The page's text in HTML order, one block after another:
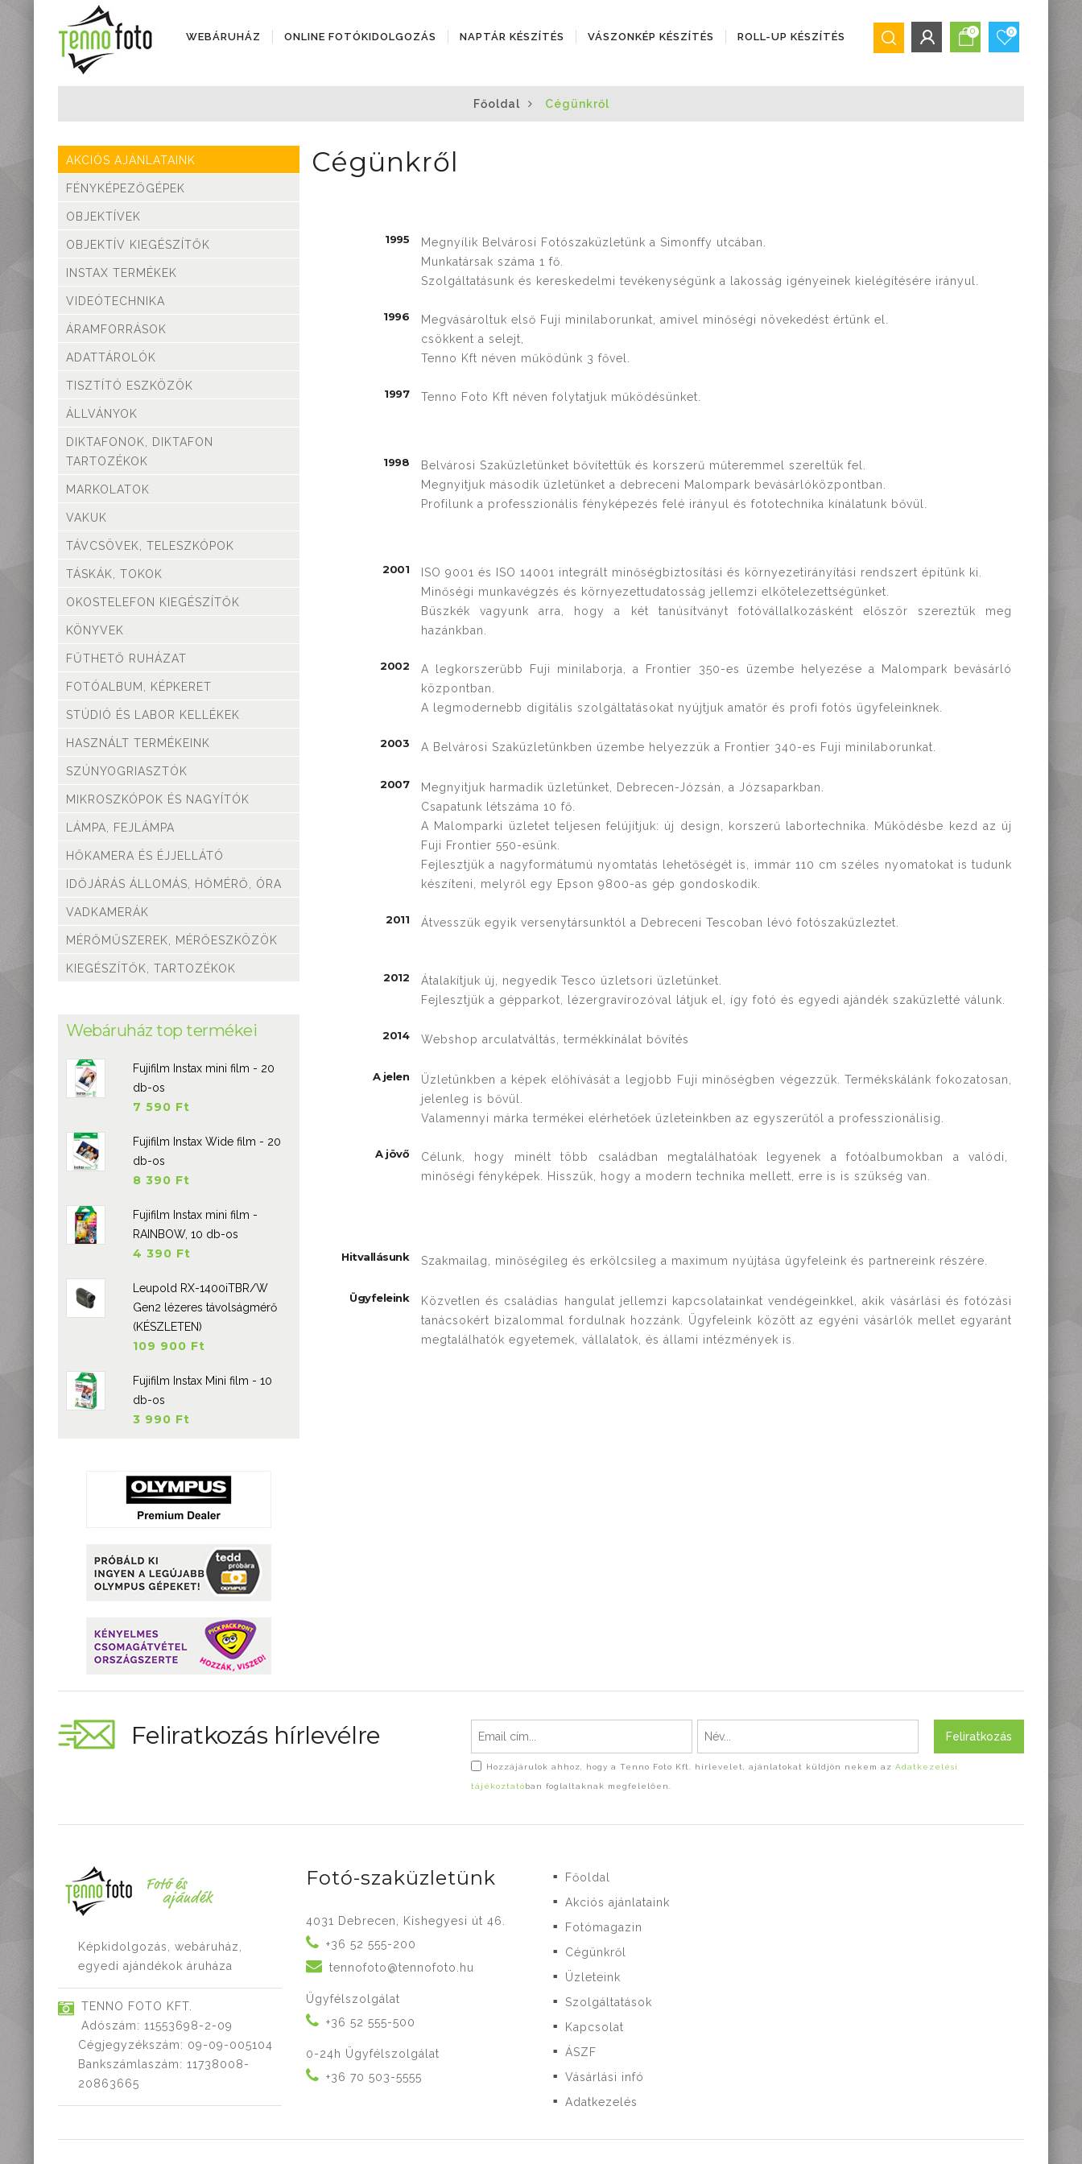
WEBÁRUHÁZ
Objektívek
Tisztító eszközök
Használt termékeink
nagyítók
hőmérő, óra
Mérőműszerek,
mérőeszközök
ONLINE FOTÓKIDOLGOZÁS NAPTÁR KÉSZÍTÉS VÁSZONKÉP KÉSZÍTÉS ROLL-UP KÉSZÍTÉS
Bejelentkezés
0 0
Főoldal Cégünkről
Cégünkről
1995
Megnyílik Belvárosi Fotószaküzletünk a Simonffy utcában.
Munkatársak száma 1 fő.
Szolgáltatásunk és kereskedelmi tevékenységünk a lakosság igényeinek kielégítésére irányul.
1996
Megvásároltuk első Fuji minilaborunkat, amivel minőségi növekedést értünk el.
csökkent a selejt,
Tenno Kft néven működünk 3 fővel.
1997 Tenno Foto Kft néven folytatjuk működésünket.
1998
Belvárosi Szaküzletünket bővítettük és korszerű műteremmel szereltük fel.
Megnyitjuk második üzletünket a debreceni Malompark bevásárlóközpontban.
Profilunk a professzionális fényképezés felé irányul és fototechnika kínálatunk bővül.
2001
ISO 9001 és ISO 14001 integrált minőségbiztosítási és környezetirányítási rendszert építünk ki.
Minőségi munkavégzés és környezettudatosság jellemzi elkötelezettségünket.
Büszkék vagyunk arra, hogy a két tanúsítványt fotóvállalkozásként először szereztük meg
hazánkban.
2002
A legkorszerűbb Fuji minilaborja, a Frontier 350-es üzembe helyezése a Malompark bevásárló
központban.
A legmodernebb digitális szolgáltatásokat nyújtjuk amatőr és profi fotós ügyfeleinknek.
2003 A Belvárosi Szaküzletünkben üzembe helyezzük a Frontier 340-es Fuji minilaborunkat.
2007
Megnyitjuk harmadik üzletünket, Debrecen-Józsán, a Józsaparkban.
Csapatunk létszáma 10 fő.
A Malomparki üzletet teljesen felújítjuk: új design, korszerű labortechnika. Működésbe kezd az új
Fuji Frontier 550-esünk.
Fejlesztjük a nagyformátumú nyomtatás lehetőségét is, immár 110 cm széles nyomatokat is tudunk
készíteni, melyről egy Epson 9800-as gép gondoskodik.
2011 Átvesszük egyik versenytársunktól a Debreceni Tescoban lévó fotószaküzleztet.
2012
Átalakítjuk új, negyedik Tesco üzletsori üzletünket.
Fejlesztjük a gépparkot, lézergravírozóval látjuk el, így fotó és egyedi ajándék szaküzletté válunk.
2014 Webshop arculatváltás, termékkínálat bővítés
A jelen
Üzletünkben a képek előhívását a legjobb Fuji minőségben végezzük. Termékskálánk fokozatosan,
jelenleg is bővül.
Valamennyi márka termékei elérhetőek üzleteinkben az egyszerűtől a professzionálisig.
A jövő
Célunk, hogy minélt több családban megtalálhatóak legyenek a fotóalbumokban a valódi,
minőségi fényképek. Hisszük, hogy a modern technika mellett, erre is is szükség van.
Hitvallásunk Szakmailag, minőségileg és erkölcsileg a maximum nyújtása ügyfeleink és partnereink részére.
Ügyfeleink
Közvetlen és családias hangulat jellemzi kapcsolatainkat vendégeinkkel, akik vásárlási és fotózási
tanácsokért bizalommal fordulnak hozzánk. Ügyfeleink között az egyéni vásárlók mellet egyaránt
megtalálhatók egyetemek, vállalatok, és állami intézmények is.
AKCIÓS AJÁNLATAINK
FÉNYKÉPEZŐGÉPEK
OBJEKTÍVEK
OBJEKTÍV KIEGÉSZÍTŐK
INSTAX TERMÉKEK
VIDEÓTECHNIKA
ÁRAMFORRÁSOK
ADATTÁROLÓK
TISZTÍTÓ ESZKÖZÖK
ÁLLVÁNYOK
DIKTAFONOK, DIKTAFON
TARTOZÉKOK
MARKOLATOK
VAKUK
TÁVCSÖVEK, TELESZKÓPOK
TÁSKÁK, TOKOK
OKOSTELEFON KIEGÉSZÍTŐK
KÖNYVEK
FŰTHETŐ RUHÁZAT
FOTÓALBUM, KÉPKERET
STÚDIÓ ÉS LABOR KELLÉKEK
HASZNÁLT TERMÉKEINK
SZÚNYOGRIASZTÓK
MIKROSZKÓPOK ÉS NAGYÍTÓK
LÁMPA, FEJLÁMPA
HŐKAMERA ÉS ÉJJELLÁTÓ
IDŐJÁRÁS ÁLLOMÁS, HŐMÉRŐ, ÓRA
VADKAMERÁK
MÉRŐMŰSZEREK, MÉRŐESZKÖZÖK
KIEGÉSZÍTŐK, TARTOZÉKOK
Webáruház top termékei
Fujifilm Instax mini film - 20
db-os
7 590 Ft
Fujifilm Instax Wide film - 20
db-os
8 390 Ft
Fujifilm Instax mini film -
RAINBOW, 10 db-os
4 390 Ft
Leupold RX-1400iTBR/W
Gen2 lézeres távolságmérő
(KÉSZLETEN)
109 900 Ft
Fujifilm Instax Mini film - 10
db-os
3 990 Ft
Feliratkozás hírlevélre Feliratkozás
Hozzájárulok ahhoz, hogy a Tenno Foto Kft. hírlevelet, ajánlatokat küldjön nekem azAdatkezelési
tájékoztatóban foglaltaknak megfelelően.
Képkidolgozás, webáruház,
egyedi ajándékok áruháza
TENNO FOTO KFT.
Adószám: 11553698-2-09
Cégjegyzékszám: 09-09-005104
Bankszámlaszám: 11738008-
20863665
Fotó-szaküzletünk
4031 Debrecen, Kishegyesi út 46.
+36 52 555-200
tennofoto@tennofoto.hu
Ügyfélszolgálat
+36 52 555-500
0-24h Ügyfélszolgálat
+36 70 503-5555
■ Főoldal
■ Akciós ajánlataink
■ Fotómagazin
■ Cégünkről
■ Üzleteink
■ Szolgáltatások
■ Kapcsolat
■ ÁSZF
■ Vásárlási infó
■ Adatkezelés